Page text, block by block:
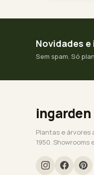
Novidades
Sem spam. Só
ingarden
Plantas e árvores
1950. Showrooms